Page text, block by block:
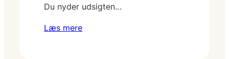
Du nyder udsigten…
Læs mere